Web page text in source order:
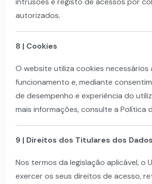
autorizados.
8 | Cookies
O website utiliza cookies necessários
funcionamento e, mediante
de desempenho e experiência do
mais informações, consulte a Política
9 | Direitos dos Titulares dos Dados
Nos termos da legislação aplicável, o
exercer os seus direitos de acesso,